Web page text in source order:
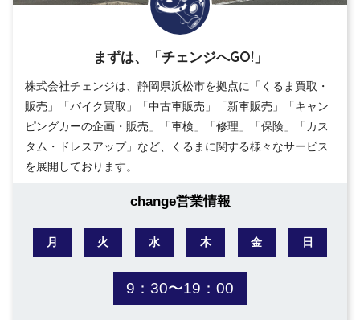
まずは、「チェンジへGO!」
株式会社チェンジは、静岡県浜松市を拠点に「くるま買取・
販売」「バイク買取」「中古車販売」「新車販売」「キャン
ピングカーの企画・販売」「車検」「修理」「保険」「カス
タム・ドレスアップ」など、くるまに関する様々なサービス
を展開しております。
change営業情報
月 火 水 木 金 日
9：30〜19：00